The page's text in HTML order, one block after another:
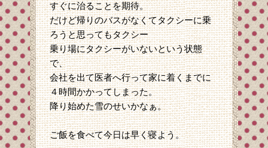
すぐに治ることを期待。
だけど帰りのバスがなくてタクシーに乗
ろうと思ってもタクシー
乗り場にタクシーがいないという状態
で、
会社を出て医者へ行って家に着くまでに
４時間かかってしまった。
降り始めた雪のせいかなぁ。
ご飯を食べて今日は早く寝よう。